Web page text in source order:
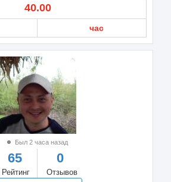
40.00
час
Был 2 часа назад
65
Рейтинг
0
Отзывов